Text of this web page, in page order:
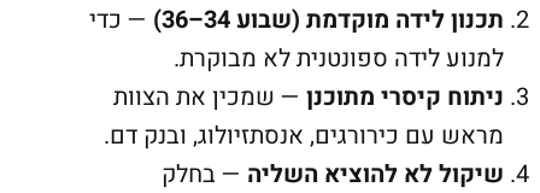
תכנון לידה מוקדמת (שבוע 34–36)
— כדי
למנוע לידה ספונטנית לא מבוקרת.
ניתוח קיסרי מתוכנן— שמכין את הצוות
מראש עם כירורגים, אנסתזיולוג, ובנק דם.
שיקול לא להוציא השליה — בחלק